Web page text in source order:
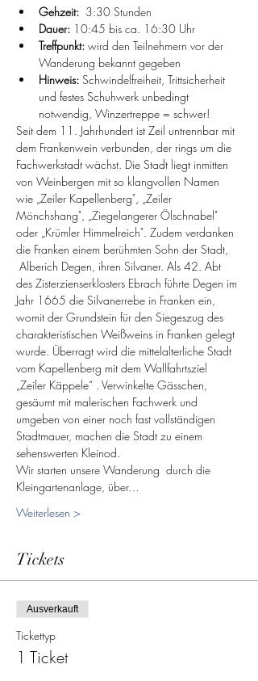
Gehzeit: 3:30 Stunden
Dauer: 10:45 bis ca. 16:30 Uhr
Treffpunkt: wird den Teilnehmern vor der
Wanderung bekannt gegeben
Hinweis: Schwindelfreiheit, Trittsicherheit
und festes Schuhwerk unbedingt
notwendig, Winzertreppe = schwer!
Seit dem 11. Jahrhundert ist Zeil untrennbar mit
dem Frankenwein verbunden, der rings um die
Fachwerkstadt wächst. Die Stadt liegt inmitten
von Weinbergen mit so klangvollen Namen
wie „Zeiler Kapellenberg", „Zeiler
Mönchshang", „Ziegelangerer Ölschnabel"
oder „Krümler Himmelreich". Zudem verdanken
die Franken einem berühmten Sohn der Stadt,
Alberich Degen, ihren Silvaner. Als 42. Abt
des Zisterzienserklosters Ebrach führte Degen im
Jahr 1665 die Silvanerrebe in Franken ein,
womit der Grundstein für den Siegeszug des
charakteristischen Weißweins in Franken gelegt
wurde. Überragt wird die mittelalterliche Stadt
vom Kapellenberg mit dem Wallfahrtsziel
„Zeiler Käppele“ . Verwinkelte Gässchen,
gesäumt mit malerischen Fachwerk und
umgeben von einer noch fast vollständigen
Stadtmauer, machen die Stadt zu einem
sehenswerten Kleinod.
Wir starten unsere Wanderung  durch die
Kleingartenanlage, über…
Weiterlesen >
Tickets
Ausverkauft
Tickettyp
1 Ticket